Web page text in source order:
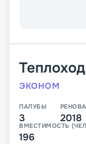
Теплоход
ЭКОНОМ
ПАЛУБЫ
3 2018
ВМЕСТИМОСТЬ
196